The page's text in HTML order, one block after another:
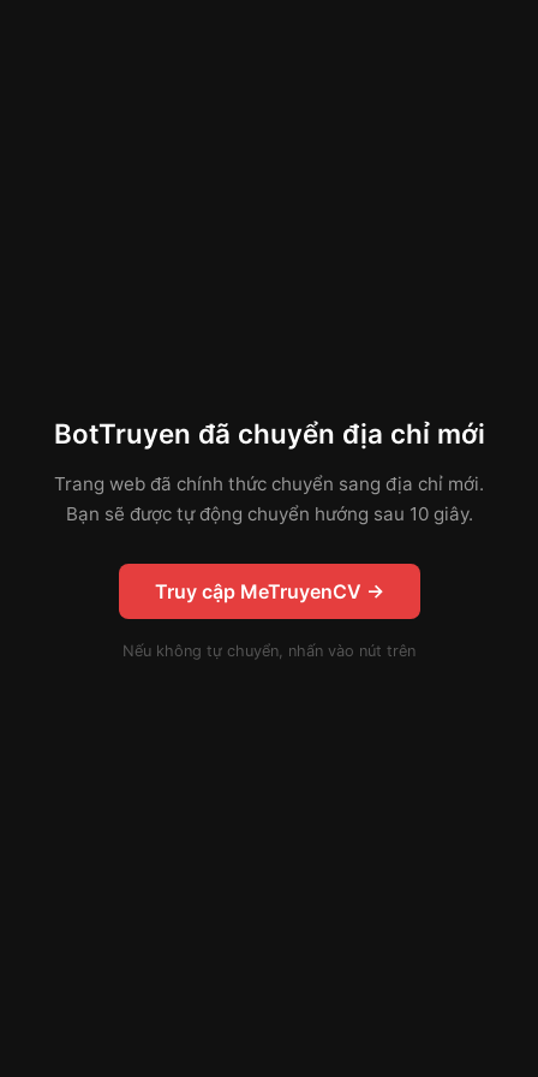
BotTruyen đã chuyển địa chỉ mới
Trang web đã chính thức chuyển sang địa chỉ mới.
Bạn sẽ được tự động chuyển hướng sau 10 giây.
Truy cập MeTruyenCV →
Nếu không tự chuyển, nhấn vào nút trên